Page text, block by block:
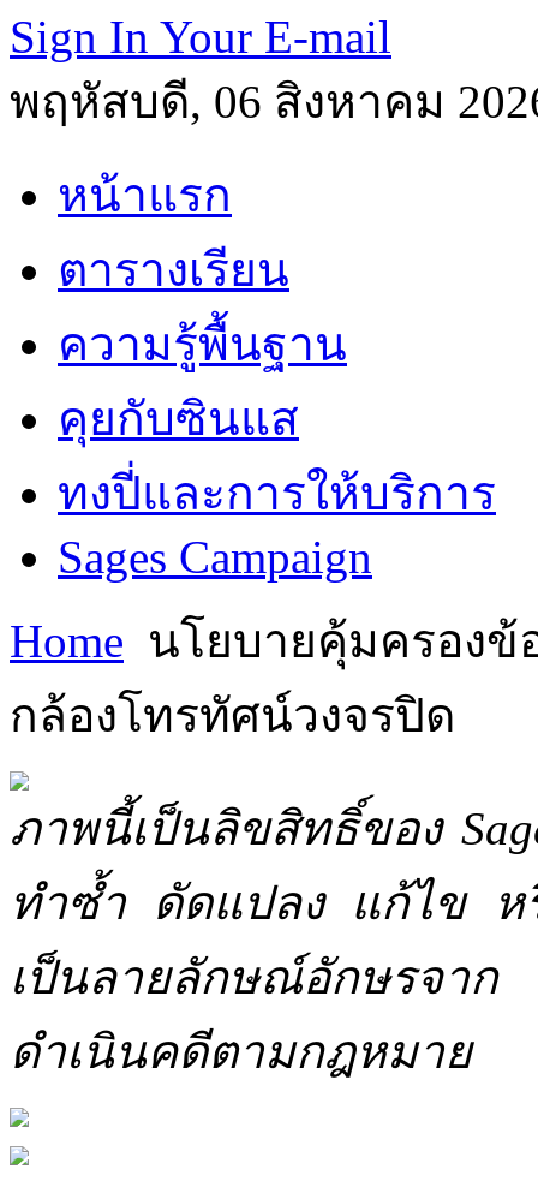
Sign In Your E-mail
พฤหัสบดี, 06 สิงหาคม
หน้าแรก
ตารางเรียน
ความรู้พื้นฐาน
คุยกับซินแส
ทงปี่และการให้บริการ
Sages Campaign
Home นโยบายคุ้มครองข้
กล้องโทรทัศน์วงจรปิด
ภาพนี้เป็นลิขสิทธิ์ของ
ทำซ้ำ ดัดแปลง แก้ไข ห
เป็นลายลักษณ์อักษรจาก
ดำเนินคดีตามกฎหมาย